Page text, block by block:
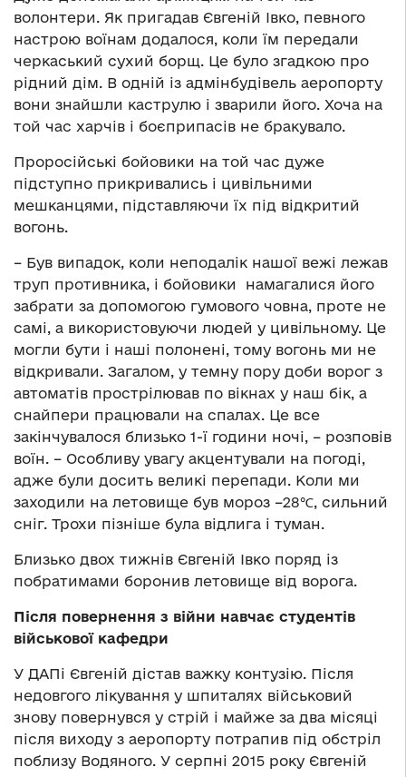
волонтери. Як пригадав Євгеній Івко, певного
настрою воїнам додалося, коли їм передали
черкаський сухий борщ. Це було згадкою про
рідний дім. В одній із адмінбудівель аеропорту
вони знайшли каструлю і зварили його. Хоча на
той час харчів і боєприпасів не бракувало.
Проросійські бойовики на той час дуже
підступно прикривались і цивільними
мешканцями, підставляючи їх під відкритий
вогонь.
– Був випадок, коли неподалік нашої вежі лежав
труп противника, і бойовики намагалися його
забрати за допомогою гумового човна, проте не
самі, а використовуючи людей у цивільному. Це
могли бути і наші полонені, тому вогонь ми не
відкривали. Загалом, у темну пору доби ворог з
автоматів прострілював по вікнах у наш бік, а
снайпери працювали на спалах. Це все
закінчувалося близько 1-ї години ночі, – розповів
воїн. – Особливу увагу акцентували на погоді,
адже були досить великі перепади. Коли ми
заходили на летовище був мороз –28℃, сильний
сніг. Трохи пізніше була відлига і туман.
Близько двох тижнів Євгеній Івко поряд із
побратимами боронив летовище від ворога.
Після повернення з війни навчає студентів
військової кафедри
У ДАПі Євгеній дістав важку контузію. Після
недовгого лікування у шпиталях військовий
знову повернувся у стрій і майже за два місяці
після виходу з аеропорту потрапив під обстріл
поблизу Водяного. У серпні 2015 року Євгеній